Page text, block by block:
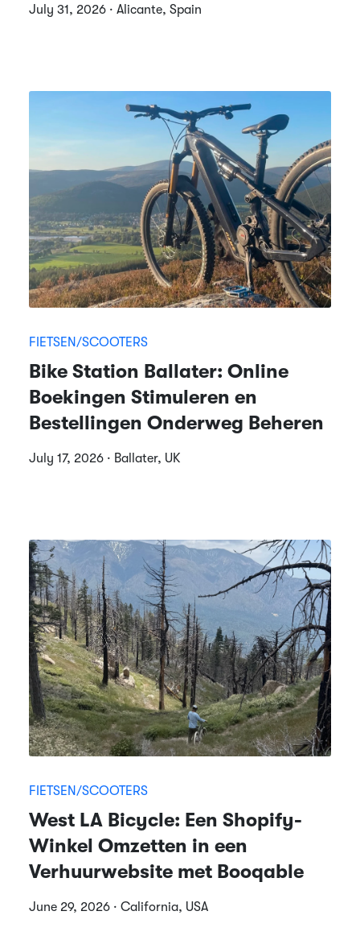
July 31, 2026 · Alicante, Spain
FIETSEN/SCOOTERS
Bike Station Ballater: Online
Boekingen Stimuleren en
Bestellingen Onderweg Beheren
July 17, 2026 · Ballater, UK
FIETSEN/SCOOTERS
West LA Bicycle: Een Shopify-
Winkel Omzetten in een
Verhuurwebsite met Booqable
June 29, 2026 · California, USA